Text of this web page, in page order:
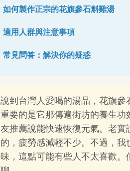
如何製作正宗的花旗參石斛雞湯
適用人群與注意事項
常見問答：解決你的疑惑
說到台灣人愛喝的湯品，花旗
重要的是它那傳遍街坊的養生
友推薦說能快速恢復元氣。老
的，疲勞感減輕不少。不過，
味，這點可能有些人不太喜歡